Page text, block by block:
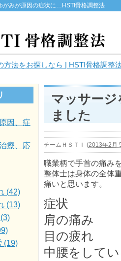
がみが原因の症状に…HSTI骨格調整法
方法をお探しなら | HSTI骨格調整
マッサー
ました
チームＨＳＴＩ (2013年2月
職業柄で手首の痛み
整体士は身体の全体
痛いと思います。
症状
肩の痛み
目の疲れ
中腰をして
因、症
療、応
(42)
(13)
(19)